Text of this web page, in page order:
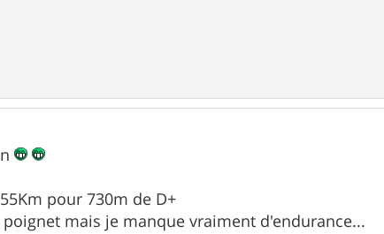
pour 730m de D+
mais je manque vraiment d'endurance...